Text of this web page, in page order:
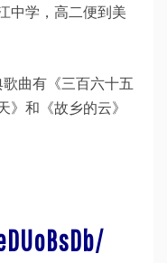
中学，高二便到美
曲有《三百六十五
》和《故乡的云》